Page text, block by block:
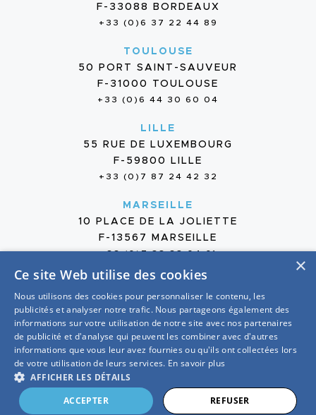
F-33088 BORDEAUX
+33 (0)6 37 22 44 89
TOULOUSE
50 PORT SAINT-SAUVEUR
F-31000 TOULOUSE
+33 (0)6 44 30 60 04
LILLE
55 RUE DE LUXEMBOURG
F-59800 LILLE
+33 (0)7 87 24 42 32
MARSEILLE
10 PLACE DE LA JOLIETTE
F-13567 MARSEILLE
+33 (0)7 88 38 04 61
2026 — GROUPE OTE
MENTIONS LÉGALES
PROTECTION DES DONNÉES
CONCEPTION : MY CLIENT IS RICH
×
Ce site Web utilise des cookies
Nous utilisons des cookies pour personnaliser le contenu, les
publicités et analyser notre trafic. Nous partageons également des
informations sur votre utilisation de notre site avec nos partenaires
de publicité et d'analyse qui peuvent les combiner avec d'autres
informations que vous leur avez fournies ou qu'ils ont collectées lors
de votre utilisation de leurs services. En savoir plus
AFFICHER LES DÉTAILS
ACCEPTER
REFUSER